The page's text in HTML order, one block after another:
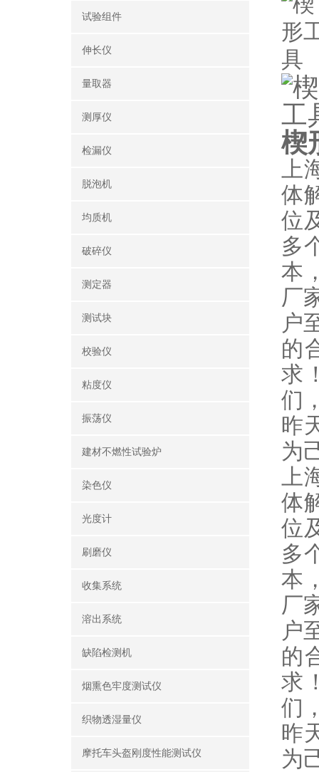
试验组件
伸长仪
量取器
测厚仪
检漏仪
脱泡机
均质机
破碎仪
测定器
测试块
校验仪
粘度仪
振荡仪
建材不燃性试验炉
染色仪
光度计
刷磨仪
收集系统
溶出系统
缺陷检测机
烟熏色牢度测试仪
织物透湿量仪
摩托车头盔刚度性能测试仪
楔
上
体
位
多
本
厂
户
的
求
们
昨
为
上
体
位
多
本
厂
户
的
求
们
昨
为